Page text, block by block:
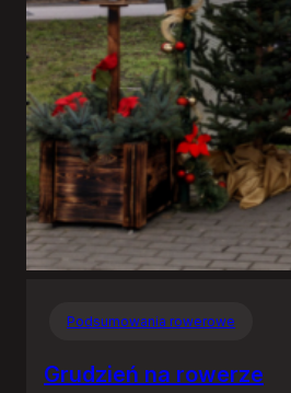
Podsumowania rowerowe
Grudzień na rowerze